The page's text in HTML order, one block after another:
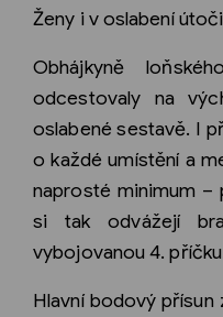
Ženy i v oslabení
Obhájkyně
odcestovaly na
oslabené sestavě. I
o každé umístění a
naprosté minimum –
si tak odvážejí
vybojovanou 4.
Hlavní bodový